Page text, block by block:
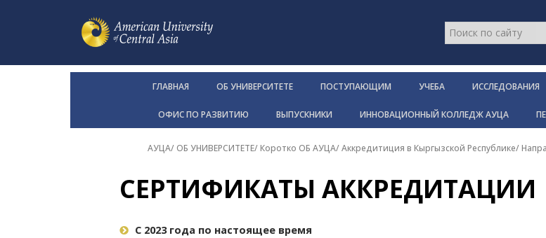
ГЛАВНАЯ ОБ УНИВЕРСИТЕТЕ ПОСТУПАЮЩИМ УЧЕБА ИССЛЕДОВАНИЯ
ОФИС ПО РАЗВИТИЮ ВЫПУСКНИКИ ИННОВАЦИОННЫЙ КОЛЛЕДЖ АУЦА
АУЦА/ ОБ УНИВЕРСИТЕТЕ/Коротко ОБ АУЦА/Аккредитиция в Кыргызской Республике/
СЕРТИФИКАТЫ АККРЕДИТАЦИИ
С 2023 года по настоящее время